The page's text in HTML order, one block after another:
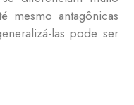
mesmo antagônicas
las pode ser